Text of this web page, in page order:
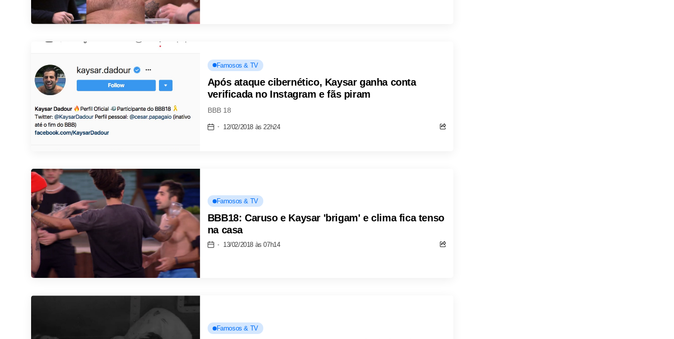
Famosos & TV
Após ataque cibernético, Kaysar ganha conta
verificada no Instagram e fãs piram
BBB 18
12/02/2018 às 22h24
Famosos & TV
BBB18: Caruso e Kaysar 'brigam' e clima fica tenso
na casa
13/02/2018 às 07h14
Famosos & TV